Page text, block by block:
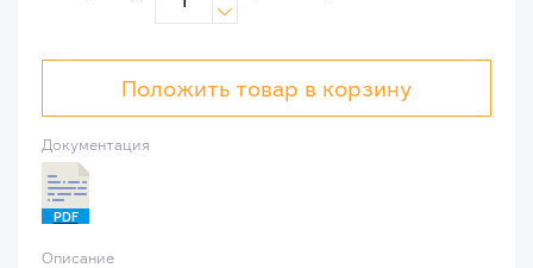

Положить товар в корзину
Документация
PDF
Описание